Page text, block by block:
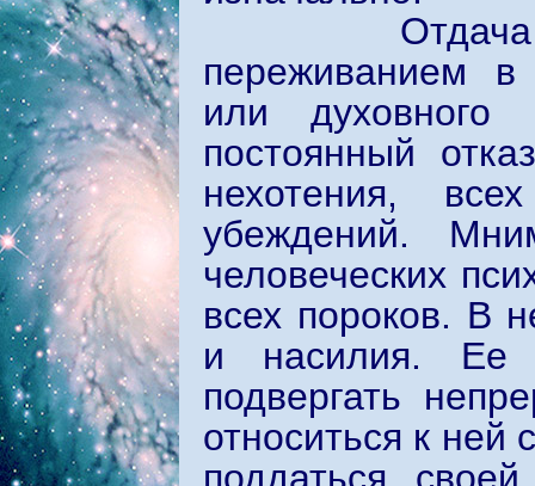
Отдача
переживанием в
или духовного
постоянный
нехотения,
убеждений.
человеческих
всех пороков. В
и насилия. Ее
подвергать
относиться к ней